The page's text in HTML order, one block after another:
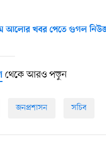
আলোর খবর পেতে গুগল
থেকে আরও পড়ুন
জনপ্রশাসন সচিব